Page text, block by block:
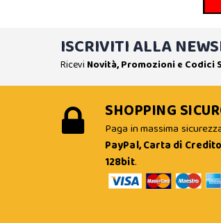
ISCRIVITI ALLA
Ricevi Novità, Promozioni e Codici
SHOPPING
Paga in massima
PayPal, Carta di Credito
128bit.